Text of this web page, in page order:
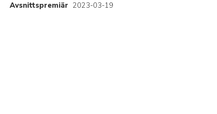
Avsnittspremiär 2023-03-19